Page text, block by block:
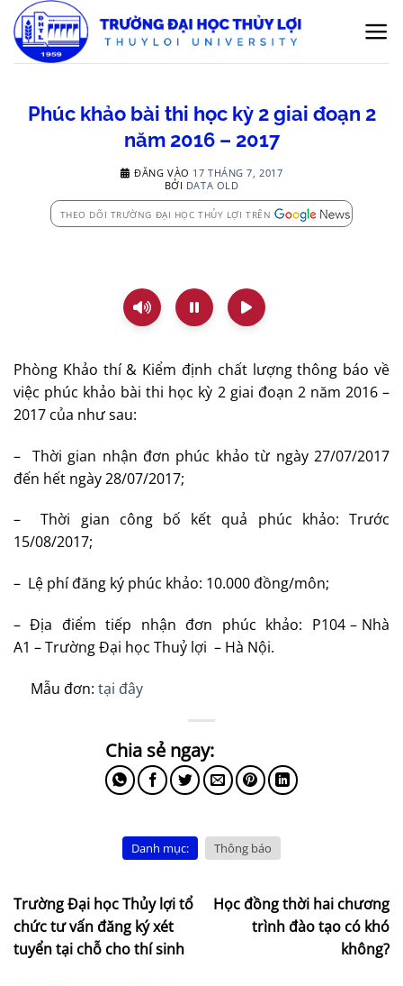
qua
nội
Phúc khảo bài thi học kỳ 2 giai đoạn 2
năm 2016 – 2017
ĐĂNG VÀO 17 THÁNG 7, 2017
BỞI DATA OLD
THEO DÕI TRƯỜNG ĐẠI HỌC THỦY LỢI TRÊN
Phòng Khảo thí & Kiểm định chất lượng thông báo về
việc phúc khảo bài thi học kỳ 2 giai đoạn 2 năm 2016 –
2017 của như sau:
– Thời gian nhận đơn phúc khảo từ ngày 27/07/2017
đến hết ngày 28/07/2017;
– Thời gian công bố kết quả phúc khảo: Trước
15/08/2017;
– Lệ phí đăng ký phúc khảo: 10.000 đồng/môn;
– Địa điểm tiếp nhận đơn phúc khảo: P104 – Nhà
A1 – Trường Đại học Thuỷ lợi – Hà Nội.
Mẫu đơn: tại đây
Danh mục: Thông báo
Trường Đại học Thủy lợi tổ
chức tư vấn đăng ký xét
tuyển tại chỗ cho thí sinh
Học đồng thời hai chương
trình đào tạo có khó
không?